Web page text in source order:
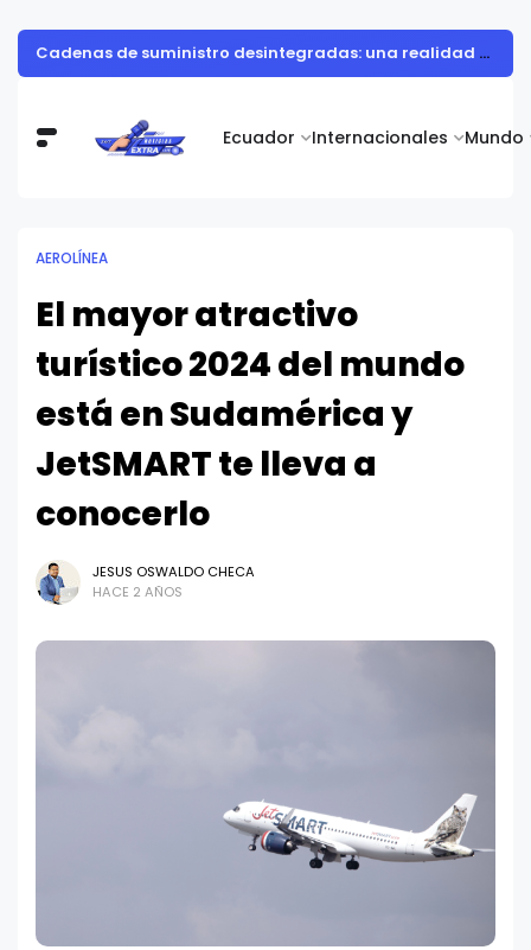
Ecuador Internacionales Mundo
Cadenas de suministro desintegradas: una realidad que frena al 37% de las empresas
AEROLÍNEA
El mayor atractivo
turístico 2024 del mundo
está en Sudamérica y
JetSMART te lleva a
conocerlo
JESUS OSWALDO CHECA
HACE 2 AÑOS